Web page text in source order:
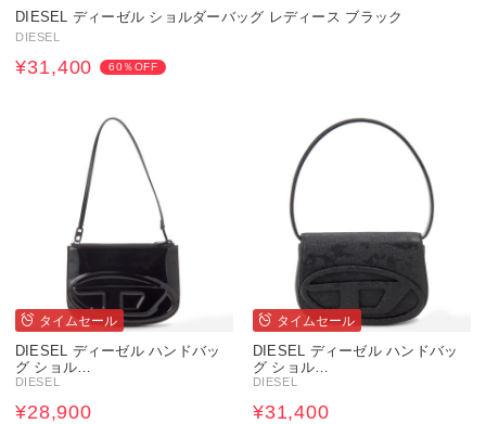
DIESEL ディーゼル ショルダーバッグ レディース ブラック
DIESEL
¥31,400 60％OFF
タイムセール
DIESEL ディーゼル ハンドバッ
グ ショル…
DIESEL
¥28,900
タイムセール
DIESEL ディーゼル ハンドバッ
グ ショル…
DIESEL
¥31,400